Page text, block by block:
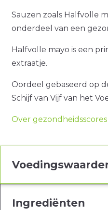
Sauzen zoals Halfvolle
onderdeel van een
Halfvolle mayo is een
extraatje.
Oordeel gebaseerd op
Schijf van Vijf van het
Over gezondheidsscores
Ingrediënten